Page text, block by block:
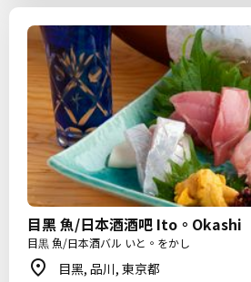
目黑 魚/日本酒酒吧 Ito。Okashi
目黒 魚/日本酒バル いと。をかし
目黑, 品川, 東京都